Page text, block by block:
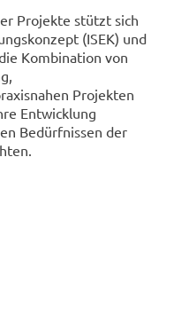
Projekte stützt sich
(ISEK) und
Kombination von
Projekten
Entwicklung
Bedürfnissen der